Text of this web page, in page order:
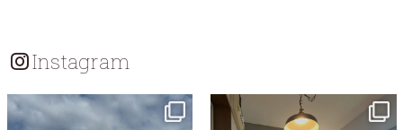
Instagram
tomohouseinc
tomohouseinc
7月 13